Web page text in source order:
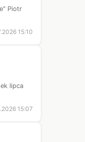
Piotr
15:10
lipca
15:07